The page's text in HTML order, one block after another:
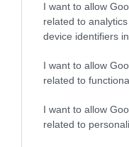
I want to allow
related to
device identifiers
I want to allow
related to
I want to allow
related to
Disney θα
αυξήσουν την
ενθαρρύνουν
και τις
πιστεύουμε
θετικών πράξεων